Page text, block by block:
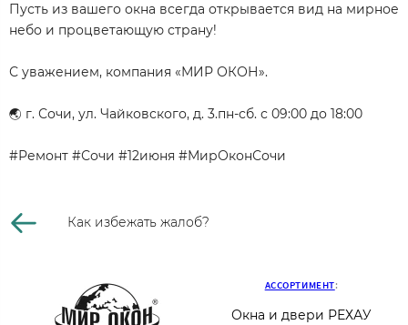
Пусть из вашего окна всегда открывается вид на мирное
небо и процветающую страну!
С уважением, компания «МИР ОКОН».
🌏 г. Сочи, ул. Чайковского, д. 3.пн-сб. с 09:00 до 18:00
#Ремонт #Сочи #12июня #МирОконСочи
Как избежать жалоб?
АССОРТИМЕНТ:
Окна и двери РЕХАУ